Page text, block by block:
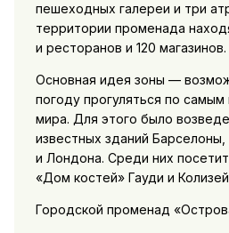
пешеходных галереи и три
территории променада
и ресторанов и 120 магазинов.
Основная идея зоны —
погоду прогуляться по
мира. Для этого было
известных зданий
и Лондона. Среди них
«Дом костей» Гауди и
Городской променад